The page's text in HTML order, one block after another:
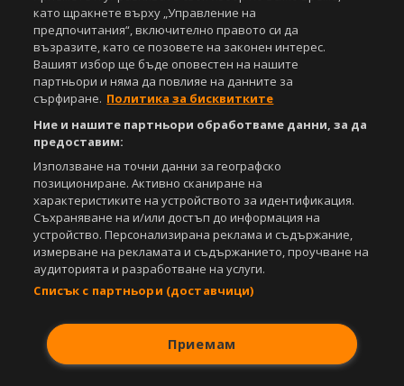
За нас Екип За рекламa
Общи условия
Етични правила на НСС
Лични данни
Управление на предпочитания
Съдържанието на този уеб сайт и технологиите, използвани в него, са
под закрила на Закона за авторското право и сродните му права.
Всички статии, репортажи, интервюта и други текстови, графични и
видео материали, публикувани в сайта, са собственост на Агенция
Спортал, освен ако изрично е посочено друго. Допуска се
публикуване на текстови материали само след писмено съгласие на
Агенция Спортал, посочване на източника и добавяне на линк към
www.sportal.bg. Използването на графични и видео материали,
публикувани в сайта, е строго забранено. Нарушителите ще бъдат
санкционирани с цялата строгост на закона.
Powered by:
като щракнете върху „Управление на
предпочитания“, включително правото си да
възразите, като се позовете на законен интерес.
Вашият избор ще бъде оповестен на нашите
партньори и няма да повлияе на данните за
сърфиране. Политика за бисквитките
Ние и нашите партньори обработваме данни, за да
предоставим:
Използване на точни данни за географско
позициониране. Активно сканиране на
характеристиките на устройството за идентификация.
Съхраняване на и/или достъп до информация на
устройство. Персонализирана реклама и съдържание,
измерване на рекламата и съдържанието, проучване на
аудиторията и разработване на услуги.
Списък с партньори (доставчици)
Приемам